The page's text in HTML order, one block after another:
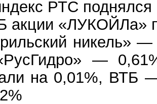
РТС
«ЛУКОЙЛа»
никель»
—
на 0,01%, ВТБ